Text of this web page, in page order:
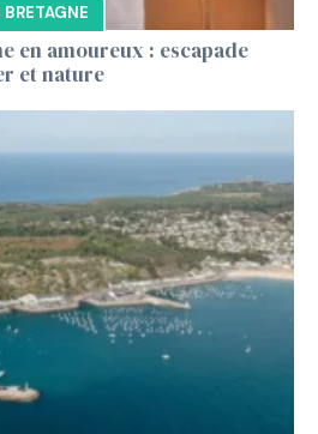
BRETAGNE
en amoureux : escapade
et nature